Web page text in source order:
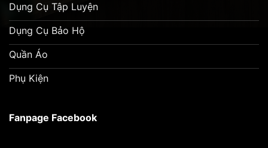
Dụng Cụ Tập Luyện
Dụng Cụ Bảo Hộ
Quần Áo
Phụ Kiện
Fanpage Facebook